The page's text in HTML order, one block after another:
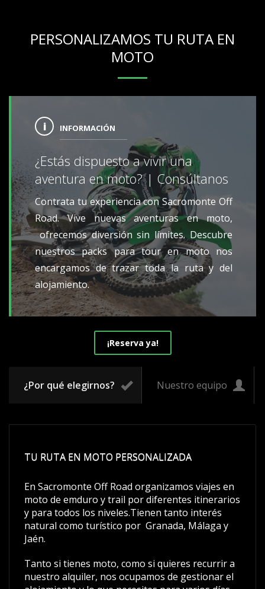
PERSONALIZAMOS TU RUTA EN
MOTO
INFORMACIÓN
¿Estás dispuesto a vivir una
aventura en moto? | Consúltanos
Contrata tu experiencia con Sacromonte Off
Road. Vive nuevas aventuras en moto,
ofrecemos diversión sin límites. Descubre
nuestros packs para tour en moto nos
encargamos de trazar toda la ruta y del
alojamiento.
¡Reserva ya!
¿Por qué elegirnos? Nuestro equipo
TU RUTA EN MOTO PERSONALIZADA
En Sacromonte Off Road organizamos viajes en
moto de emduro y trail por diferentes itinerarios
y para todos los niveles.Tienen tanto interés
natural como turístico por Granada, Málaga y
Jaén.
Tanto si tienes moto, como si quieres recurrir a
nuestro alquiler, nos ocupamos de gestionar el